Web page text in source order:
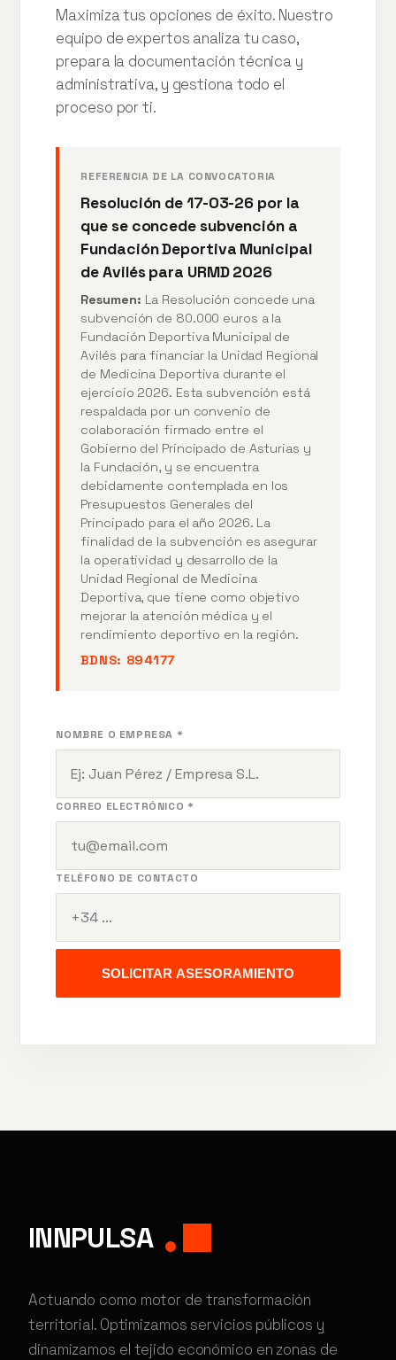
Maximiza tus opciones de éxito. Nuestro
equipo de expertos analiza tu caso,
prepara la documentación técnica y
administrativa, y gestiona todo el
proceso por ti.
REFERENCIA DE LA CONVOCATORIA
Resolución de 17-03-26 por la
que se concede subvención a
Fundación Deportiva Municipal
de Avilés para URMD 2026
Resumen: La Resolución concede una
subvención de 80.000 euros a la
Fundación Deportiva Municipal de
Avilés para financiar la Unidad Regional
de Medicina Deportiva durante el
ejercicio 2026. Esta subvención está
respaldada por un convenio de
colaboración firmado entre el
Gobierno del Principado de Asturias y
la Fundación, y se encuentra
debidamente contemplada en los
Presupuestos Generales del
Principado para el año 2026. La
finalidad de la subvención es asegurar
la operatividad y desarrollo de la
Unidad Regional de Medicina
Deportiva, que tiene como objetivo
mejorar la atención médica y el
rendimiento deportivo en la región.
BDNS: 894177
NOMBRE O EMPRESA *
CORREO ELECTRÓNICO *
TELÉFONO DE CONTACTO
SOLICITAR ASESORAMIENTO
INNPULSA
Actuando como motor de transformación
territorial. Optimizamos servicios públicos y
dinamizamos el tejido económico en zonas de